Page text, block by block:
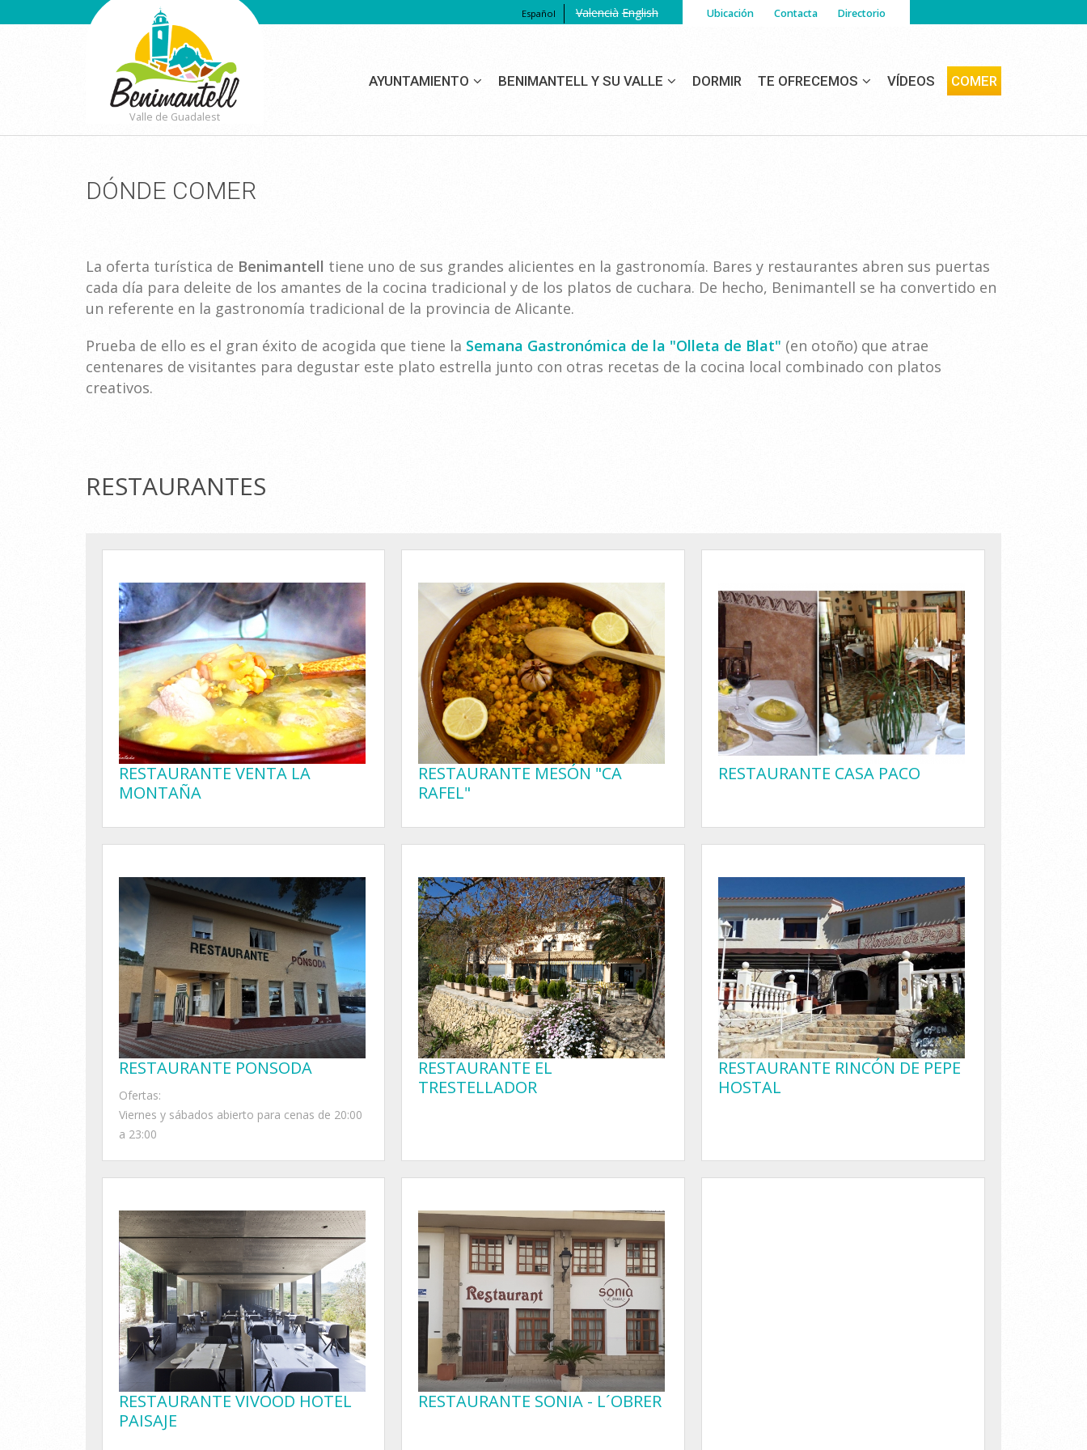
Español Valencià English Ubicación Contacta Directorio
Valle de Guadalest
AYUNTAMIENTO BENIMANTELL Y SU VALLE DORMIR TE OFRECEMOS VÍDEOS COMER
DÓNDE COMER
La oferta turística de Benimantell tiene uno de sus grandes alicientes en la gastronomía. Bares y restaurantes abren sus puertas
cada día para deleite de los amantes de la cocina tradicional y de los platos de cuchara. De hecho, Benimantell se ha convertido en
un referente en la gastronomía tradicional de la provincia de Alicante.
Prueba de ello es el gran éxito de acogida que tiene la Semana Gastronómica de la "Olleta de Blat" (en otoño) que atrae
centenares de visitantes para degustar este plato estrella junto con otras recetas de la cocina local combinado con platos
creativos.
RESTAURANTES
RESTAURANTE VENTA LA
MONTAÑA
RESTAURANTE MESÓN "CA
RAFEL"
RESTAURANTE CASA PACO
RESTAURANTE PONSODA
Ofertas:
Viernes y sábados abierto para cenas de 20:00
a 23:00
RESTAURANTE EL
TRESTELLADOR
RESTAURANTE RINCÓN DE PEPE
HOSTAL
RESTAURANTE VIVOOD HOTEL
PAISAJE
RESTAURANTE SONIA - L´OBRER